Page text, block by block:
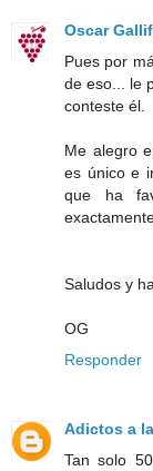
Oscar
Pues por
de eso... le
conteste él.
Me alegro
es único e
que ha
Saludos y
OG
Responder
Adictos a
Tan solo